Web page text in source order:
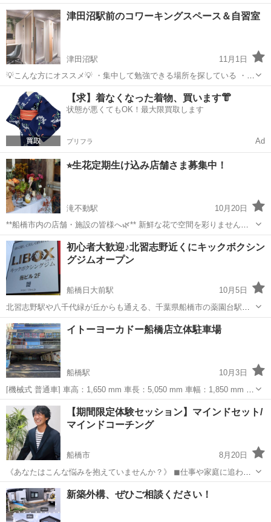
った事】【何気ない相談事】をくらしのパートナー船橋東店がお手伝
い、解決致します💁🏻‍♂️ 🍀ご相談、ご依頼内容🍀一例 草むしり・🌱草刈
り・通院同行・お買い物...
千葉 船橋市 その他
津田沼駅前のコワーキングスペース＆自習室
津田沼駅
11月1日
💡こんな方にオススメ💡 ・集中して勉強できる場所を探している ・自
宅だとリモートワークできない ・周りを気にせずにweb会議できる場
所が欲しい ・仕事終わりに副業できる場所を探している ・土日に集中
して資格勉強でき...
千葉 津田沼駅 その他 コワーキングスペース
【求】着なくなった着物、買います👘
状態が悪くてもOK！最大限買取します
プリフラ Ad
⭐︎生花定期生け込み店舗さま募集中！
滝不動駅
10月20日
**船橋市内の店舗・施設の皆様へ🌿** 新鮮な花で空間を彩りません
か？ 当店では、月ごとに変わる季節の花を使用した定期生け込みサー
ビスを提供しています。雰囲気をさらに華やかにし、お客様に特別な
癒しの空間をお届けします。 ...
千葉 船橋市 滝不動駅 その他 飲食店
初心者大歓迎♪北習志野近くにキックボクシン
グジムオープン
船橋日大前駅
10月5日
北習志野駅や八千代緑が丘からも通える、千葉県船橋市の薬園台駅目
の前にキックボクシングジムがオープンします！ リング、サンドバッ
グ完備♪ 都内の複数のジムでインストラクターをしていた先生が丁寧
千葉 船橋市 船橋日大前駅 その他 ボクシングジム
イトーヨーカドー船橋店立体駐車場
船橋駅
10月3日
[機械式 普通車] 車高：1,650 mm 車長：5,050 mm 車幅：1,850 mm 重
量：1,600 kg 最低地上高：110 mm ※規格内でも入庫不可の場合があ
ります。 駐車場までお問い合わせ...
千葉 船橋市 船橋駅 その他
【期間限定体験セッション】マインドセット/
マインドコーチング
船橋市
8月20日
《あなたはこんな悩みを抱えていませんか？》 ◼︎仕事や家庭に追わ
れ、自分の時間が取れない ◼︎キャリアの停滞を感じている ◼︎やりたい
ことがあるけれど、一歩踏み出せない ◼︎人生の目標があいまいで、
日々に充実...
千葉 船橋市 その他 人間関係
新築外構、ぜひご相談ください！